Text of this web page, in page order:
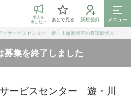
マッチング
求人を
出したい
あとで見る 新規登録
メニュー
サービスセンター 遊・川越新河岸の看護師求人
募集を終了しました
ービスセンター 遊・川